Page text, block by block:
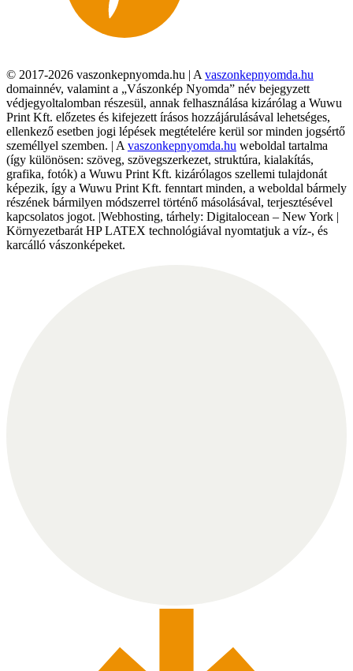
© 2017-2026 vaszonkepnyomda.hu | A vaszonkepnyomda.hu
domainnév, valamint a „Vászonkép Nyomda” név bejegyzett
védjegyoltalomban részesül, annak felhasználása kizárólag a Wuwu
Print Kft. előzetes és kifejezett írásos hozzájárulásával lehetséges,
ellenkező esetben jogi lépések megtételére kerül sor minden jogsértő
személlyel szemben. | A vaszonkepnyomda.hu weboldal tartalma
(így különösen: szöveg, szövegszerkezet, struktúra, kialakítás,
grafika, fotók) a Wuwu Print Kft. kizárólagos szellemi tulajdonát
képezik, így a Wuwu Print Kft. fenntart minden, a weboldal bármely
részének bármilyen módszerrel történő másolásával, terjesztésével
kapcsolatos jogot. |Webhosting, tárhely: Digitalocean – New York |
Környezetbarát HP LATEX technológiával nyomtatjuk a víz-, és
karcálló vászonképeket.